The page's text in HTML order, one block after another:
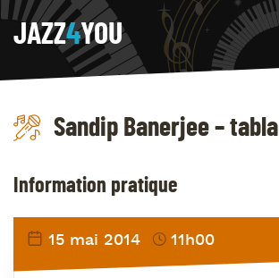
JAZZ4YOU
Sandip Banerjee – tabla
Information pratique
15 mai 2014 11h00